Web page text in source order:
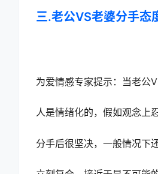
三.老公VS老婆分手态